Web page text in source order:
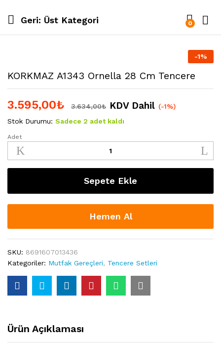
Geri: Üst Kategori 0
-1%
KORKMAZ A1343 Ornella 28 Cm Tencere
3.595,00₺ 3.634,00₺ KDV Dahil (-1%)
Stok Durumu: Sadece 2 adet kaldı
KORKMAZ
A1343
Ornella
28
Tencere
quantity
Adet
Sepete Ekle
Hemen Al
SKU: 8691607013436
Kategoriler: Mutfak Gereçleri, Tencere Setleri
Ürün Açıklaması